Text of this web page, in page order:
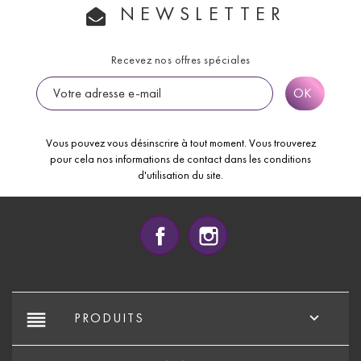
NEWSLETTER
Recevez nos offres spéciales
Vous pouvez vous désinscrire à tout moment. Vous trouverez
pour cela nos informations de contact dans les conditions
d'utilisation du site.
Facebook
reorder PRODUITS 